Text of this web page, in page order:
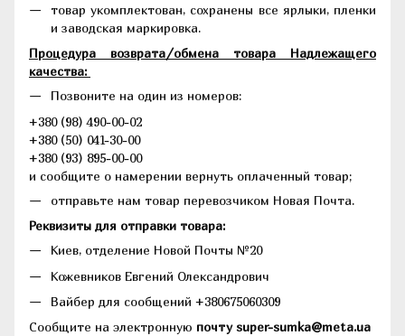
товар укомплектован, сохранены все ярлыки, пленки
и заводская маркировка.
Процедура возврата/обмена товара Надлежащего
качества:
Позвоните на один из номеров:
+380 (98) 490-00-02
+380 (50) 041-30-00
+380 (93) 895-00-00
и сообщите о намерении вернуть оплаченный товар;
отправьте нам товар перевозчиком Новая Почта.
Реквизиты для отправки товара:
Киев, отделение Новой Почты №20
Кожевников Евгений Олександрович
Вайбер для сообщений +380675060309
Сообщите на электронную почту super-sumka@meta.ua